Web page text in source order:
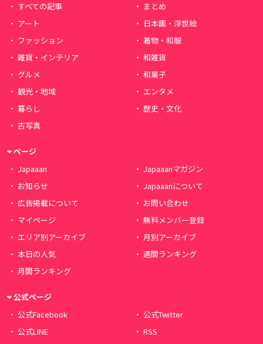
すべての記事
まとめ
アート
日本画・浮世絵
ファッション
着物・和服
雑貨・インテリア
和雑貨
グルメ
和菓子
観光・地域
エンタメ
暮らし
歴史・文化
古写真
ページ
Japaaan
Japaaanマガジン
お知らせ
Japaaanについて
広告掲載について
お問い合わせ
マイページ
無料メンバー登録
エリア別アーカイブ
月別アーカイブ
本日の人気
週間ランキング
月間ランキング
公式ページ
公式Facebook
公式Twitter
公式LINE
RSS